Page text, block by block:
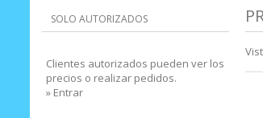
SOLO AUTORIZADOS
Clientes autorizados pueden ver los
precios o realizar pedidos.
» Entrar